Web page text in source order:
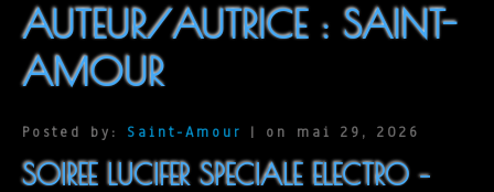
AUTEUR/AUTRICE :SAINT-
AMOUR
Posted by: Saint-Amour | on mai 29, 2026
SOIREE LUCIFER SPECIALE ELECTRO –